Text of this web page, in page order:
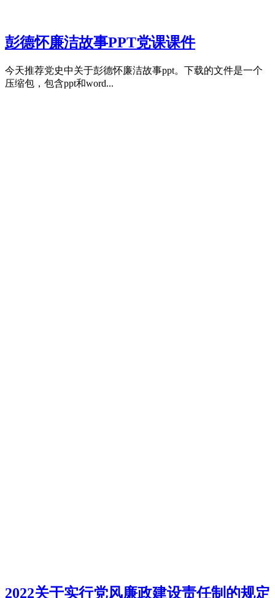
彭德怀廉洁故事PPT党课课件
今天推荐党史中关于彭德怀廉洁故事ppt。下载的文件是一个
压缩包，包含ppt和word...
2022关于实行党风廉政建设责任制的规定